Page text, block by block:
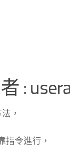
:
，
指令進行，